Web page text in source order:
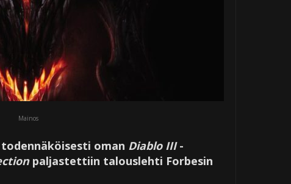
Mainos
oman Diablo III-
paljastettiin talouslehti Forbesin